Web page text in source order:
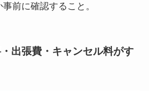
前に確認すること。
出張費・キャンセル料がす